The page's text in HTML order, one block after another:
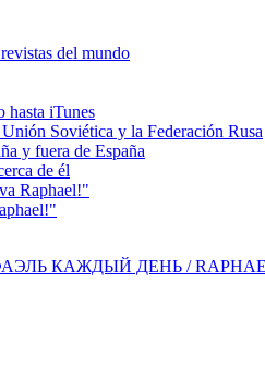
del mundo
hasta iTunes
Soviética y la Federación Rusa
y fuera de España
de él
Raphael!"
КАЖДЫЙ ДЕНЬ /